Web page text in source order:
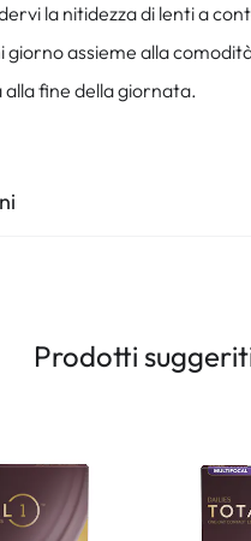
la nitidezza di lenti a
giorno assieme alla
alla fine della giornata.
Prodotti